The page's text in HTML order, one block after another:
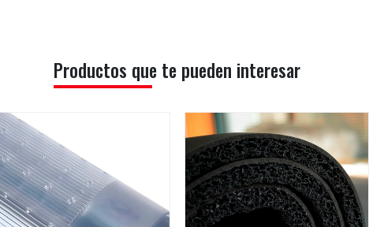
Productos que te pueden interesar